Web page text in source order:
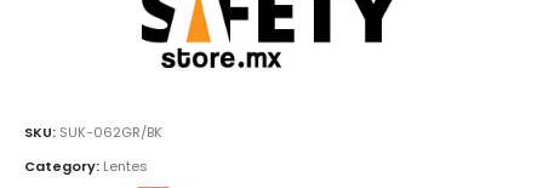
SKU: SUK-062GR/BK
Category: Lentes